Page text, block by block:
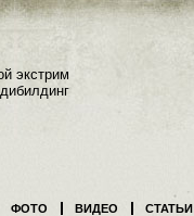
экстрим
ФОТО ВИДЕО СТАТЬИ